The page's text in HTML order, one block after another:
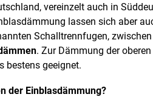
vereinzelt auch in
lassen sich aber
Schalltrennfugen, zwischen
. Zur Dämmung der oberen
bestens geeignet.
der Einblasdämmung?